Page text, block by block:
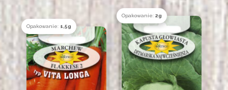
Opakowanie:1,5g
Opakowanie: 2g